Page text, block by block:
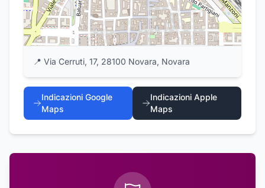
📍 Via Cerruti, 17, 28100 Novara, Novara
Indicazioni Google
Maps
Indicazioni Apple
Maps